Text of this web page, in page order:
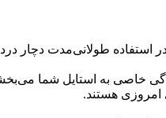
طولانی‌مدت دچار درد
امروزی هستند.